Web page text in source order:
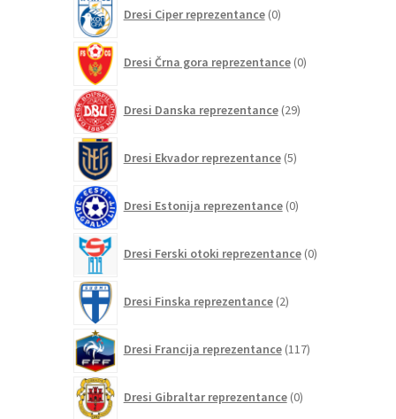
Dresi Ciper reprezentance 0izdelkov
Dresi Črna gora reprezentance 0izdelkov
Dresi Danska reprezentance 29izdelkov
Dresi Ekvador reprezentance 5izdelkov
Dresi Estonija reprezentance 0izdelkov
Dresi Ferski otoki reprezentance 0izdelkov
Dresi Finska reprezentance 2izdelka
Dresi Francija reprezentance 117izdelkov
Dresi Gibraltar reprezentance 0izdelkov